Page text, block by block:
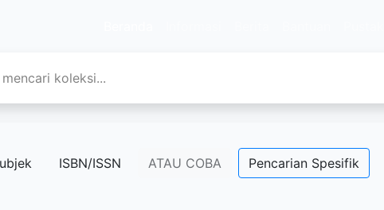
ISBN/ISSN ATAU COBA Pencarian Spesifik